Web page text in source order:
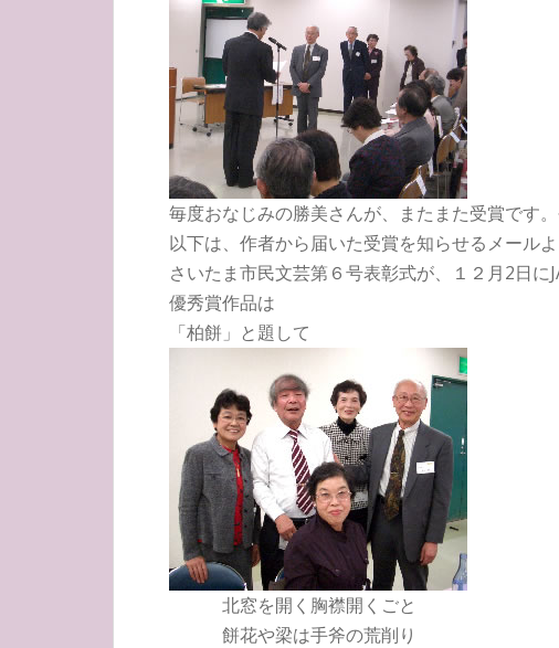
毎度おなじみの勝美さんが、またまた受賞です
以下は、作者から届いた受賞を知らせるメールよ
さいたま市民文芸第６号表彰式が、１２月2日に
優秀賞作品は
「柏餅」と題して
北窓を開く胸襟開くごと
餅花や梁は手斧の荒削り